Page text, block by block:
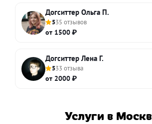
Догситтер Ольга П.
535 отзывов
от 1500 ₽
Догситтер Лена Г.
533 отзыва
от 2000 ₽
Услуги в